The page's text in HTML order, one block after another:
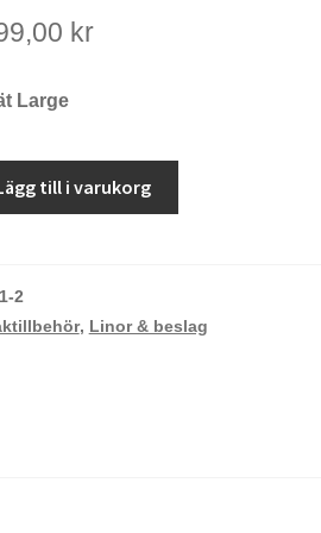
krDet
Large
till i varukorg
2
, Linor & beslag